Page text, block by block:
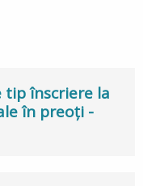
tip înscriere la
în preoți -